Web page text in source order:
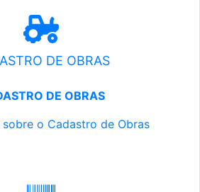
DE OBRAS
DE OBRAS
o Cadastro de Obras